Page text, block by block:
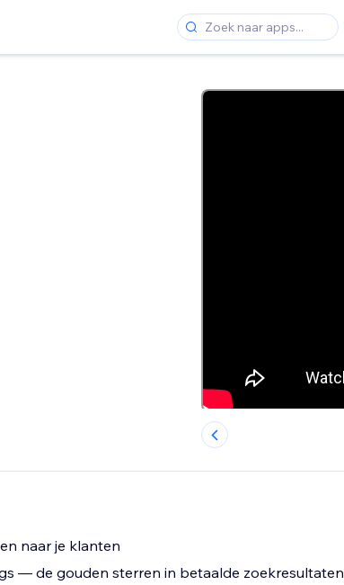
naar je klanten
— de gouden sterren in betaalde zoekresultaten